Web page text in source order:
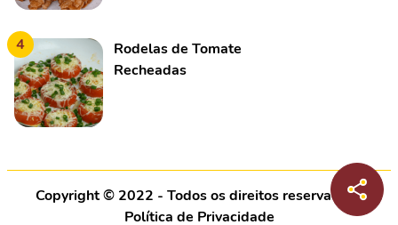
4
Rodelas de Tomate
Recheadas
Copyright © 2022 - Todos os direitos reservados |
Política de Privacidade